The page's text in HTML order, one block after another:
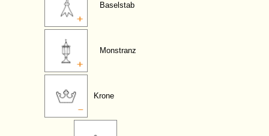
Baselstab
Monstranz
Krone